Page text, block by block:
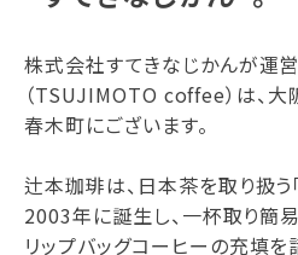
株式会社すてきなじかんが運
（TSUJIMOTO coffee）は、
春木町にございます。
辻本珈琲は、日本茶を取り扱う
2003年に誕生し、一杯取り簡
リップバッグコーヒーの充填